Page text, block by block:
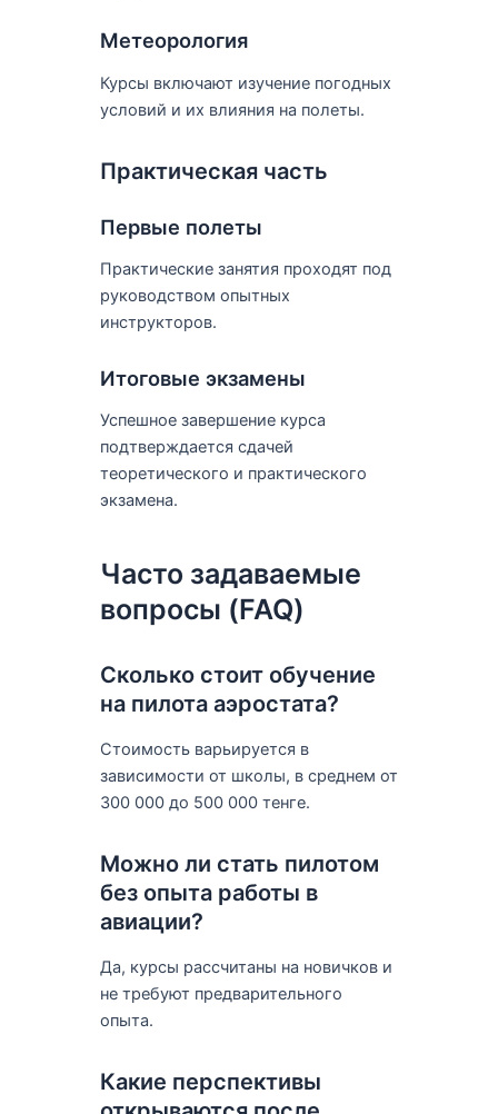
Метеорология
Курсы включают изучение погодных
условий и их влияния на полеты.
Практическая часть
Первые полеты
Практические занятия проходят под
руководством опытных
инструкторов.
Итоговые экзамены
Успешное завершение курса
подтверждается сдачей
теоретического и практического
экзамена.
Часто задаваемые
вопросы (FAQ)
Сколько стоит обучение
на пилота аэростата?
Стоимость варьируется в
зависимости от школы, в среднем от
300 000 до 500 000 тенге.
Можно ли стать пилотом
без опыта работы в
авиации?
Да, курсы рассчитаны на новичков и
не требуют предварительного
опыта.
Какие перспективы